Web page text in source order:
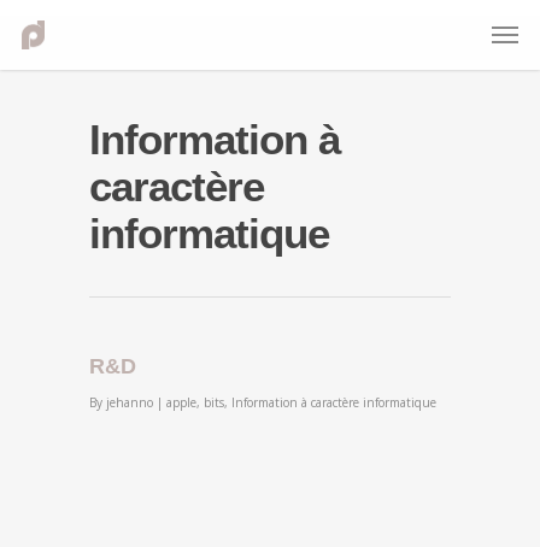
Information à
caractère
informatique
R&D
By jehanno | apple, bits, Information à caractère informatique